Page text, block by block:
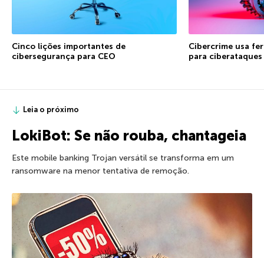
Cinco lições importantes de
cibersegurança para CEO
Cibercrime usa
para ciberataques
Leia o próximo
LokiBot: Se não rouba, chantageia
Este mobile banking Trojan versátil se transforma em um
ransomware na menor tentativa de remoção.